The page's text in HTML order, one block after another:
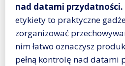
nad datami przydatności.
etykiety to praktyczne
zorganizować
nim łatwo oznaczysz
pełną kontrolę nad datami